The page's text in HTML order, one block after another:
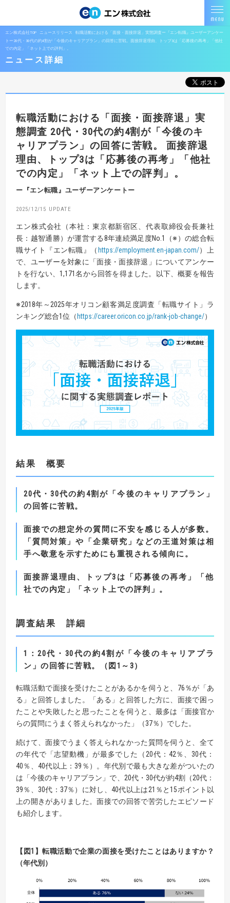
エン株式会社TOP ニュースリリース
転職活動における「面接・面接辞退」実態調査ー『エン転職』ユーザーアンケー
トー20代・30代の約4割が「今後のキャリアプラン」の回答に苦戦。面接辞退理由、トップ3は「応募後の再考」「他社
での内定」「ネット上での評判」。
ニュース詳細
転職活動における「面接・面接辞退」実
態調査 20代・30代の約4割が「今後のキ
ャリアプラン」の回答に苦戦。 面接辞退
理由、トップ3は「応募後の再考」「他社
での内定」「ネット上での評判」。
ー『エン転職』ユーザーアンケートー
2025/12/15
エン株式会社（本社：東京都新宿区、代表取締役会長兼社
長：越智通勝）が運営する8年連続満足度No.1（※）の総合転
職サイト『エン転職』（ https://employment.en-japan.com/）上
で、ユーザーを対象に「面接・面接辞退」についてアンケー
トを行ない、1,171名から回答を得ました。以下、概要を報告
します。
※2018年～2025年オリコン顧客満足度調査「転職サイト」ラ
ンキング総合1位（ https://career.oricon.co.jp/rank-job-change/）
結果 概要
20代・30代の約4割が「今後のキャリアプラン」
の回答に苦戦。
面接での想定外の質問に不安を感じる人が多数。
「質問対策」や「企業研究」などの王道対策は相
手へ敬意を示すためにも重視される傾向に。
面接辞退理由、トップ3 は「応募後の再考」「他
社での内定」「ネット上での評判」。
調査結果 詳細
1 ：20代・ 30代の約4割が「今後のキャリアプラ
ン」の回答に苦戦。
（図 1 ～3）
転職活動で面接を受けたことがあるかを伺うと、76％が「あ
る」と回答しました。「ある」と回答した方に、面接で困っ
たことや失敗したと思ったことを伺うと、最多は「面接官か
らの質問にうまく答えられなかった」（37％）でした。
続けて、面接でうまく答えられなかった質問を伺うと、全て
の年代で「志望動機」が最多でした（20代：42％、30代：
40％、40代以上：39％）。年代別で最も大きな差がついたの
は「今後のキャリアプラン」で、20代・30代が約4割（20代：
39％、30代：37％）に対し、40代以上は21％と15ポイント以
上の開きがありました。面接での回答で苦労したエピソード
も紹介します。
【 図1】転職活動で企業の面接を受けたことはありますか？
（年代別）